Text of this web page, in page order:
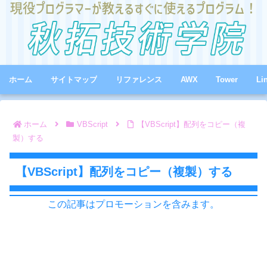
ホーム サイトマップ リファレンス AWX Tower
ホーム VBScript
【VBScript】配列をコピー（複
製）する
【VBScript】配列をコピー（複製）する
この記事はプロモーションを含みます。